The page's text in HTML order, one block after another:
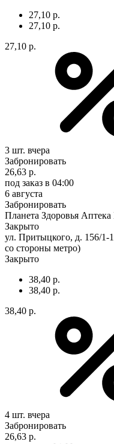
27,10 р.
27,10 р.
27,10 р.
3 шт. вчера
Забронировать
26,63 р.
под заказ в 04:00
6 августа
Забронировать
Планета Здоровья
Закрыто
ул. Притыцкого, д. 156/1-
со стороны метро)
Закрыто
38,40 р.
38,40 р.
38,40 р.
4 шт. вчера
Забронировать
26,63 р.